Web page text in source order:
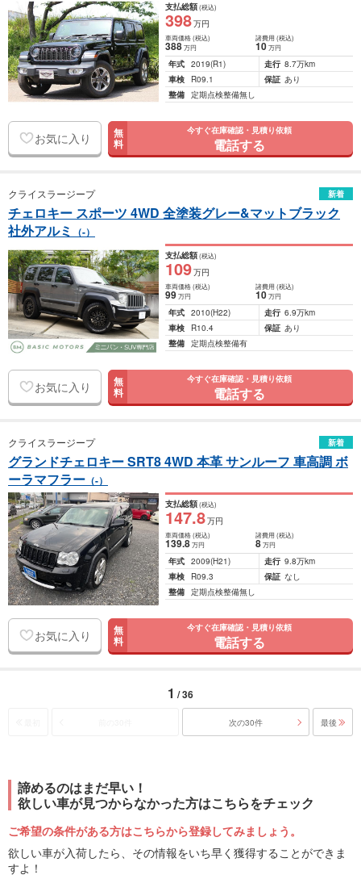
支払総額(税込)
398万円
車両価格(税込)
388万円
諸費用 (税込)
10 万円
年式 2019(R1) 走行 8.7万km
車検
R09.1 保証 あり
整備 定期点検整備無し
お気に入り 無
料
今すぐ在庫確認・見積り依頼
電話する
クライスラージープ 新着
チェロキー スポーツ 4WD 全塗装グレー&マットブラック
社外アルミ （-）
支払総額(税込)
109万円
車両価格(税込)
99万円
諸費用 (税込)
10 万円
年式 2010(H22) 走行 6.9万km
車検
R10.4 保証 あり
整備 定期点検整備有
お気に入り 無
料
今すぐ在庫確認・見積り依頼
電話する
クライスラージープ 新着
グランドチェロキー SRT8 4WD 本革 サンルーフ 車高調 ボ
ーラマフラー （-）
支払総額(税込)
147.8万円
車両価格(税込)
139.8万円
諸費用 (税込)
8 万円
年式 2009(H21) 走行 9.8万km
車検
R09.3 保証 なし
整備 定期点検整備無し
お気に入り 無
料
今すぐ在庫確認・見積り依頼
電話する
1 / 36
次の30件 最後
諦めるのはまだ早い！
欲しい車が見つからなかった方はこちらをチェック
ご希望の条件がある方はこちらから登録してみましょう。
欲しい車が入荷したら、その情報をいち早く獲得することができま
すよ！